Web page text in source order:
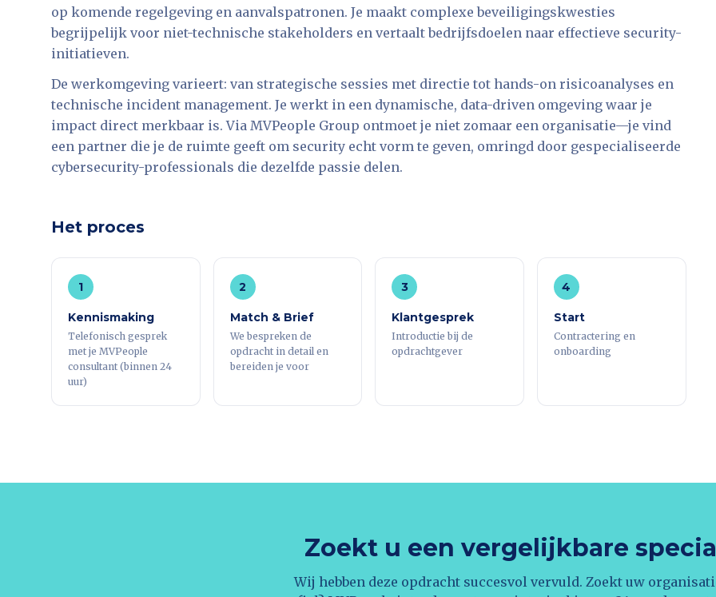
op komende regelgeving en aanvalspatronen. Je maakt complexe beveiligingskwesties
begrijpelijk voor niet-technische stakeholders en vertaalt bedrijfsdoelen naar effectieve security-
initiatieven.
De werkomgeving varieert: van strategische sessies met directie tot hands-on risicoanalyses en
technische incident management. Je werkt in een dynamische, data-driven omgeving waar je
impact direct merkbaar is. Via MVPeople Group ontmoet je niet zomaar een organisatie—je vind
een partner die je de ruimte geeft om security echt vorm te geven, omringd door gespecialiseerde
cybersecurity-professionals die dezelfde passie delen.
Het proces
1
Kennismaking
Telefonisch gesprek
met je MVPeople
consultant (binnen 24
uur)
2
Match & Brief
We bespreken de
opdracht in detail en
bereiden je voor
3
Klantgesprek
Introductie bij de
opdrachtgever
4
Start
Contractering en
onboarding
Zoekt u een vergelijkbare
Wij hebben deze opdracht succesvol vervuld. Zoekt uw